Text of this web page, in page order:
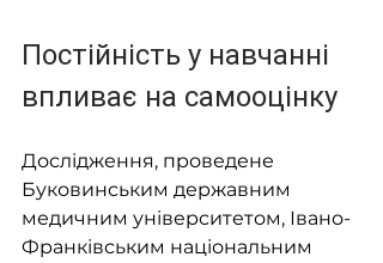
Постійність у навчанні
впливає на самооцінку
Дослідження, проведене
Буковинським державним
медичним університетом, Івано-
Франківським національним